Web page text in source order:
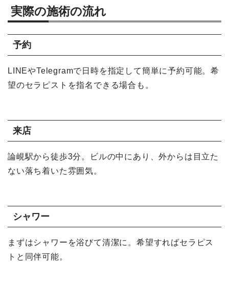
実際の施術の流れ
予約
LINEやTelegramで日時を指定して簡単に予約可能。希
望のセラピストを指名できる場合も。
来店
論峴駅から徒歩3分。ビルの中にあり、外からは目立た
ない落ち着いた雰囲気。
シャワー
まずはシャワーを浴びて清潔に。希望すればセラピス
トと同伴可能。